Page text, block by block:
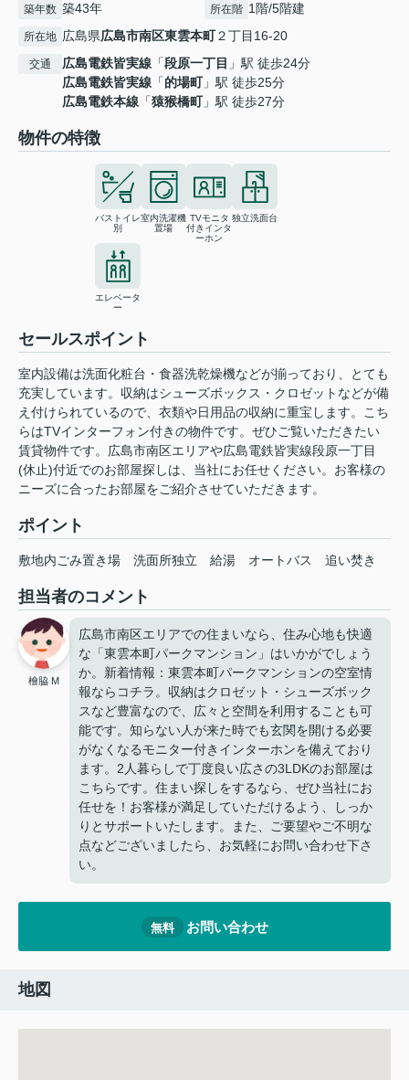
築年数 築43年 所在階 1階/5階建
所在地 広島県広島市南区東雲本町２丁目16-20
交通 広島電鉄皆実線 「段原一丁目 」駅 徒歩24分
広島電鉄皆実線 「的場町」駅 徒歩25分
広島電鉄本線 「猿猴橋町」駅 徒歩27分
物件の特徴
バストイレ
別
室内洗濯機
置場
TVモニタ
付きインタ
ーホン
独立洗面台
エレベータ
ー
セールスポイント
室内設備は洗面化粧台・食器洗乾燥機などが揃っており、とても
充実しています。収納はシューズボックス・クロゼットなどが備
え付けられているので、衣類や日用品の収納に重宝します。こち
らはTVインターフォン付きの物件です。ぜひご覧いただきたい
賃貸物件です。広島市南区エリアや広島電鉄皆実線段原一丁目
(休止)付近でのお部屋探しは、当社にお任せください。お客様の
ニーズに合ったお部屋をご紹介させていただきます。
ポイント
敷地内ごみ置き場 洗面所独立 給湯 オートバス 追い焚き
担当者のコメント
檜脇 M
広島市南区エリアでの住まいなら、住み心地も快適
な「東雲本町パークマンション」はいかがでしょう
か。新着情報：東雲本町パークマンションの空室情
報ならコチラ。収納はクロゼット・シューズボック
スなど豊富なので、広々と空間を利用することも可
能です。知らない人が来た時でも玄関を開ける必要
がなくなるモニター付きインターホンを備えており
ます。2人暮らしで丁度良い広さの3LDKのお部屋は
こちらです。住まい探しをするなら、ぜひ当社にお
任せを！お客様が満足していただけるよう、しっか
りとサポートいたします。また、ご要望やご不明な
点などございましたら、お気軽にお問い合わせ下さ
い。
無料 お問い合わせ
地図